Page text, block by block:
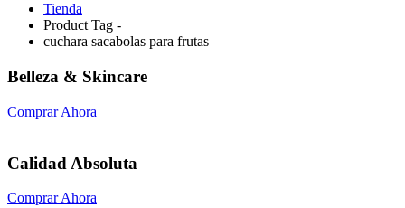
Tienda
Product Tag -
cuchara sacabolas para frutas
Belleza & Skincare
Comprar Ahora
Calidad Absoluta
Comprar Ahora